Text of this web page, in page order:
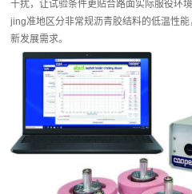
干扰，让试验条件更贴合路面实际服役环
jing准地区分非常规沥青胶结料的低温性
新发展需求。